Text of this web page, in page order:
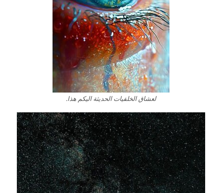
لعشاق الخلفيات الحديثة اليكم هذا.